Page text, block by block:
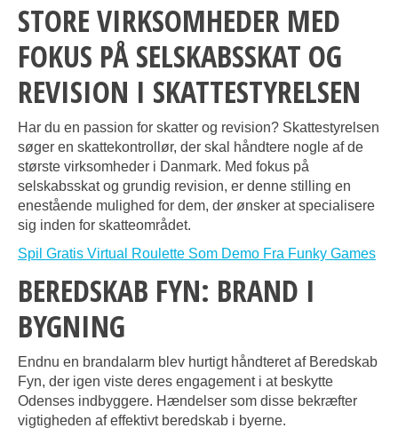
STORE VIRKSOMHEDER MED
FOKUS PÅ SELSKABSSKAT OG
REVISION I SKATTESTYRELSEN
Har du en passion for skatter og revision? Skattestyrelsen
søger en skattekontrollør, der skal håndtere nogle af de
største virksomheder i Danmark. Med fokus på
selskabsskat og grundig revision, er denne stilling en
enestående mulighed for dem, der ønsker at specialisere
sig inden for skatteområdet.
Spil Gratis Virtual Roulette Som Demo Fra Funky Games
BEREDSKAB FYN: BRAND I
BYGNING
Endnu en brandalarm blev hurtigt håndteret af Beredskab
Fyn, der igen viste deres engagement i at beskytte
Odenses indbyggere. Hændelser som disse bekræfter
vigtigheden af effektivt beredskab i byerne.